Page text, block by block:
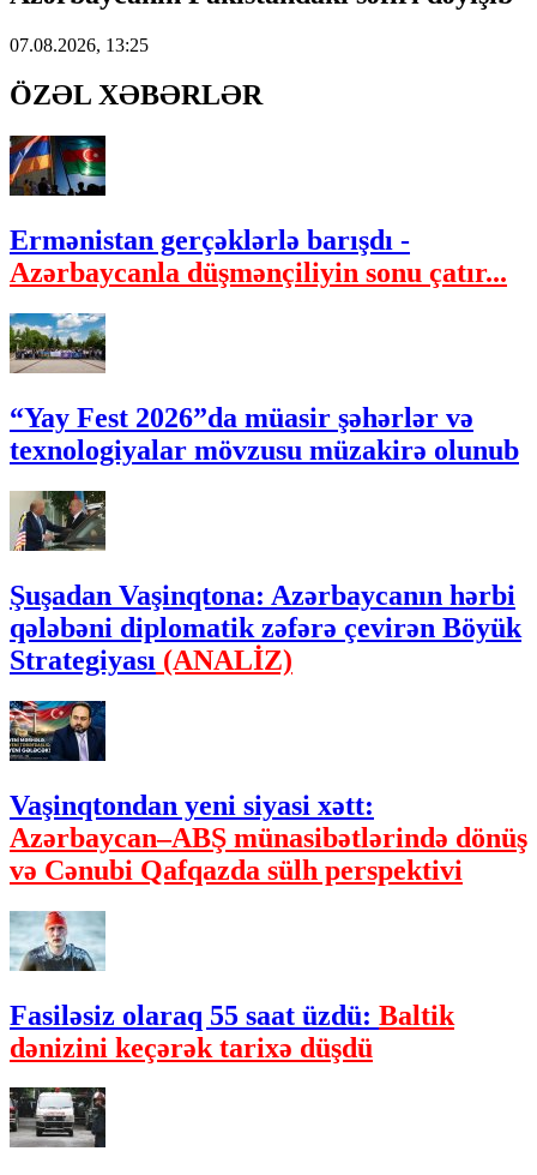
07.08.2026, 13:25
ÖZƏL XƏBƏRLƏR
Ermənistan gerçəklərlə barışdı -
Azərbaycanla düşmənçiliyin sonu çatır...
“Yay Fest 2026”da müasir şəhərlər və
texnologiyalar mövzusu müzakirə olunub
Şuşadan Vaşinqtona: Azərbaycanın hərbi
qələbəni diplomatik zəfərə çevirən Böyük
Strategiyası (ANALİZ)
Vaşinqtondan yeni siyasi xətt:
Azərbaycan–ABŞ münasibətlərində dönüş
və Cənubi Qafqazda sülh perspektivi
Fasiləsiz olaraq 55 saat üzdü: Baltik
dənizini keçərək tarixə düşdü